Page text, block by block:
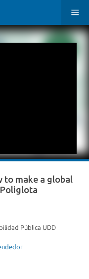
to make a global
Pública UDD